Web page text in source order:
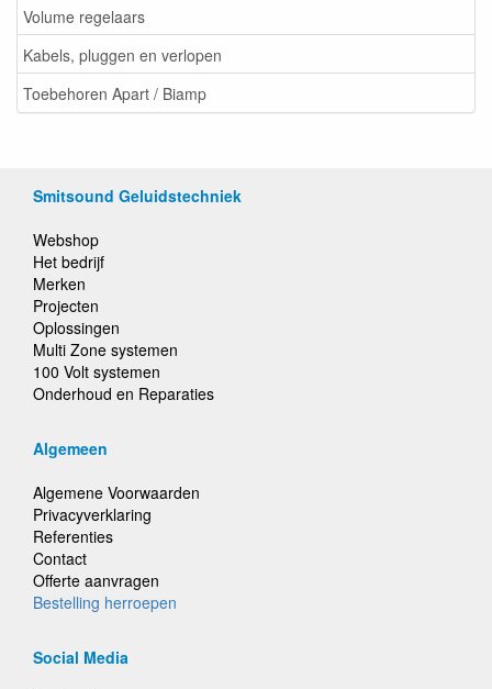
Volume regelaars
Kabels, pluggen en verlopen
Toebehoren Apart / Biamp
Smitsound Geluidstechniek
Webshop
Het bedrijf
Merken
Projecten
Oplossingen
Multi Zone systemen
100 Volt systemen
Onderhoud en Reparaties
Algemeen
Algemene Voorwaarden
Privacyverklaring
Referenties
Contact
Offerte aanvragen
Bestelling herroepen
Social Media